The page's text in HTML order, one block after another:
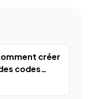
créer
codes
même
Web